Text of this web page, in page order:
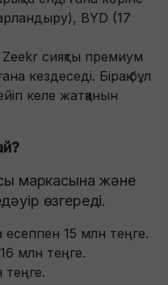
BYD (17
сияқты премиум
кездеседі. Бірақ бұл
келе жатқанын
маркасына және
өзгереді.
15 млн теңге.
млн теңге.